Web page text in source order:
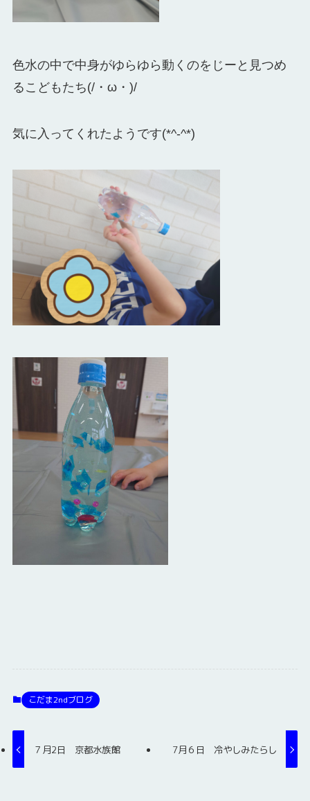
色水の中で中身がゆらゆら動くのをじーと見つめ
るこどもたち(/・ω・)/
気に入ってくれたようです(*^-^*)
こだま2ndブログ
７月2日 京都水族館 7月６日 冷やしみたらし